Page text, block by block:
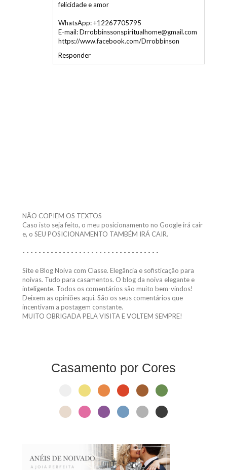
E-mail: Drrobbinssonspiritualhome@gmail.com
https://www.facebook.com/Drrobbinson
Responder
Caso isto seja feito, o meu posicionamento no Google irá cair
e, o SEU POSICIONAMENTO TAMBÉM IRÁ CAIR.
noivas. Tudo para casamentos. O blog da noiva elegante e
inteligente. Todos os comentários são muito bem-vindos!
Deixem as opiniões aqui. São os seus comentários que
incentivam a postagem constante.
MUITO OBRIGADA PELA VISITA E VOLTEM SEMPRE!